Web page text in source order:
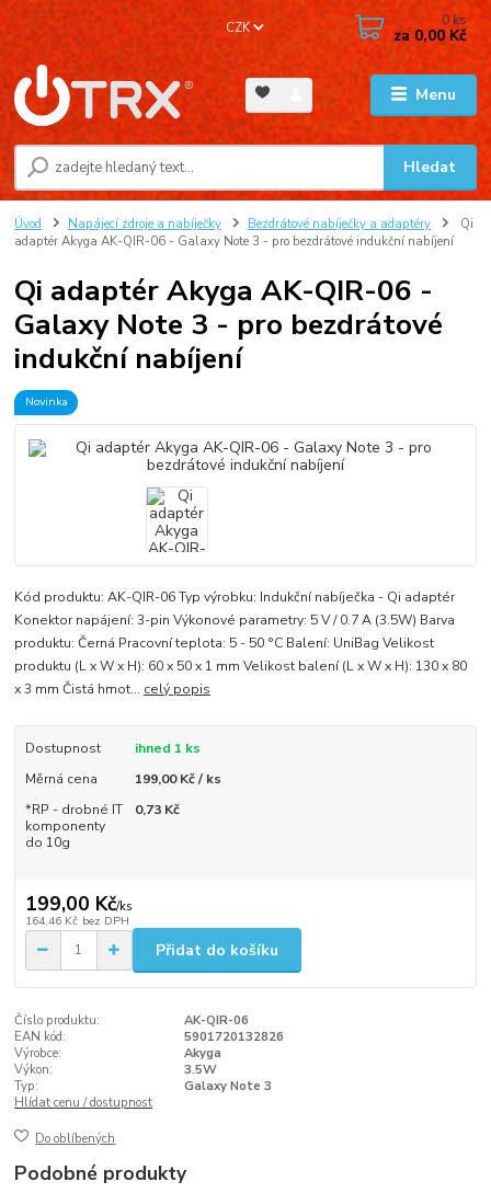
Menu
CZK
Hledat
0 ks
za0,00 Kč
Úvod Napájecí zdroje a nabíječky Bezdrátové nabíječky a adaptéry
Qi
adaptér Akyga AK-QIR-06 - Galaxy Note 3 - pro bezdrátové indukční nabíjení
Qi adaptér Akyga AK-QIR-06 -
Galaxy Note 3 - pro bezdrátové
indukční nabíjení
Novinka
Kód produktu: AK-QIR-06 Typ výrobku: Indukční nabíječka - Qi adaptér
Konektor napájení: 3-pin Výkonové parametry: 5 V / 0.7 A (3.5W) Barva
produktu: Černá Pracovní teplota: 5 - 50 °C Balení: UniBag Velikost
produktu (L x W x H): 60 x 50 x 1 mm Velikost balení (L x W x H): 130 x 80
x 3 mm Čistá hmot... celý popis
Dostupnost
ihned 1 ks
Měrná cena
199,00 Kč / ks
*RP - drobné IT
komponenty
do 10g
0,73 Kč
199,00 Kč/ks
164,46 Kč bez DPH
Přidat do košíku
Číslo produktu:
AK-QIR-06
EAN kód:
5901720132826
Výrobce:
Akyga
Výkon:
3.5W
Typ:
Galaxy Note 3
Hlídat cenu / dostupnost
Do oblíbených
Podobné produkty